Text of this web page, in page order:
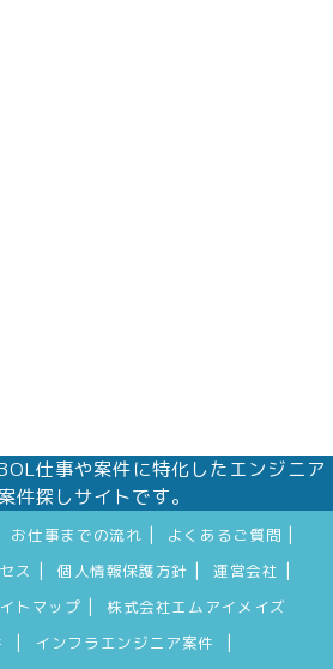
仕事や案件に特化したエンジニア
件探しサイトです。
お仕事までの流れ よくあるご質問
ス 個人情報保護方針 運営会社
トマップ
株式会社エムアイメイズ
インフラエンジニア案件